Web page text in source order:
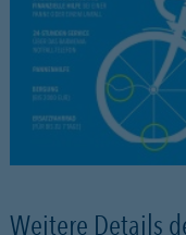
Weitere Details